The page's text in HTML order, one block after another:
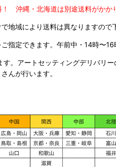
沖縄・北海道は別途送料がかか
で地域により送料は異なりますので
指定できます。 午前中・14時〜
。アートセッティングデリバリ
んが行います。